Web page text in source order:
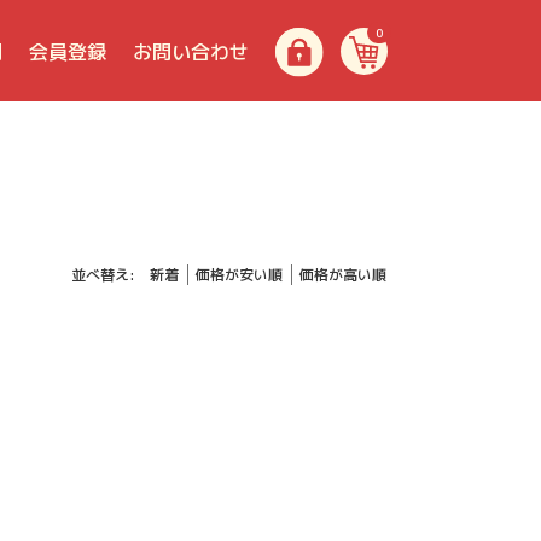
会員登録 お問い合わせ
0
並べ替え: 新着 価格が安い順 価格が高い順